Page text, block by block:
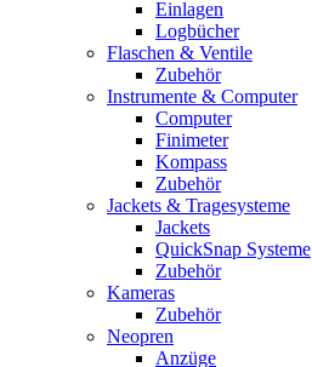
Einlagen
Logbücher
Flaschen & Ventile
Zubehör
Instrumente & Computer
Computer
Finimeter
Kompass
Zubehör
Jackets & Tragesysteme
Jackets
QuickSnap Systeme
Zubehör
Kameras
Zubehör
Neopren
Anzüge